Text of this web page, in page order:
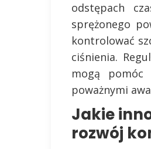
odstępach
sprężonego
kontrolować
ciśnienia.
mogą
poważnymi
Jakie
rozwój